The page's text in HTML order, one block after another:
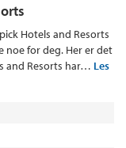
Hotels and Resorts
noe for deg. Her er det
and Resorts har… Les